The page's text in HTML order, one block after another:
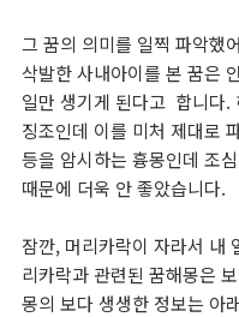
그 꿈의 의미를 일찍 파악했
삭발한 사내아이를 본 꿈은
일만 생기게 된다고 합니다.
징조인데 이를 미처 제대로
등을 암시하는 흉몽인데 조
때문에 더욱 안 좋았습니다.
잠깐, 머리카락이 자라서 내
리카락과 관련된 꿈해몽은
몽의 보다 생생한 정보는 아